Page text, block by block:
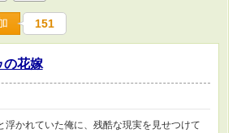
151
の花嫁
浮かれていた俺に、残酷な現実を見せつけて